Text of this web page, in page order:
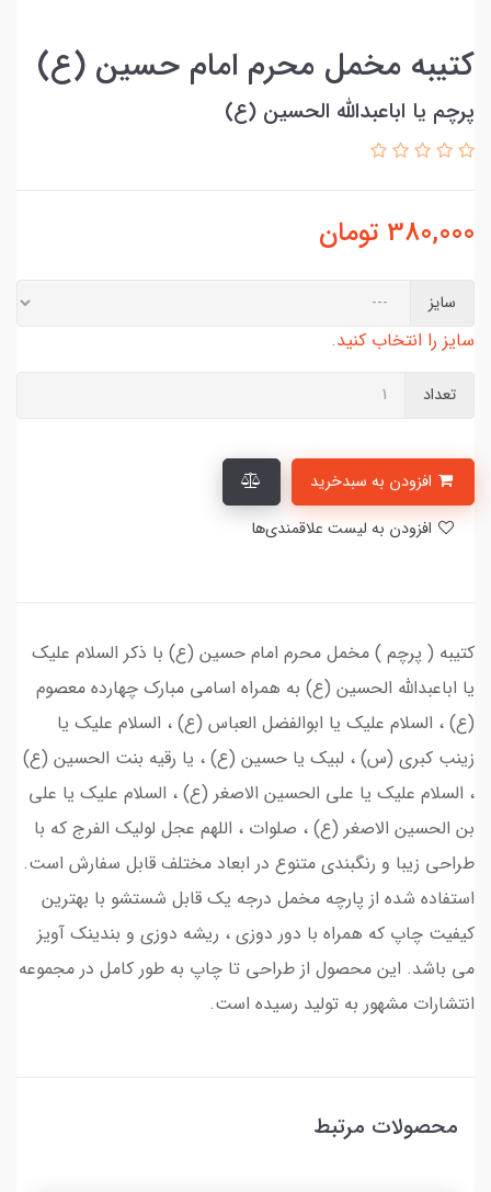
کتیبه مخمل محرم امام حسین (ع)
پرچم یا اباعبدالله الحسین (ع)
380,000 تومان
سایز
سایز را انتخاب کنید.
تعداد
کتیبه ( پرچم ) مخمل محرم امام حسین (ع) با ذکر السلام علیک
یا اباعبدالله الحسین (ع) به همراه اسامی مبارک چهارده معصوم
(ع) ، السلام علیک یا ابوالفضل العباس (ع) ، السلام علیک یا
زینب کبری (س) ، لبیک یا حسین (ع) ، یا رقیه بنت الحسین (ع)
، السلام علیک یا علی الحسین الاصغر (ع) ، السلام علیک یا علی
بن الحسین الاصغر (ع) ، صلوات ، اللهم عجل لولیک الفرج که با
طراحی زیبا و رنگبندی متنوع در ابعاد مختلف قابل سفارش است.
استفاده شده از پارچه مخمل درجه یک قابل شستشو با بهترین
کیفیت چاپ که همراه با دور دوزی ، ریشه دوزی و بندینک آویز
می باشد. این محصول از طراحی تا چاپ به طور کامل در مجموعه
انتشارات مشهور به تولید رسیده است.
محصولات مرتبط